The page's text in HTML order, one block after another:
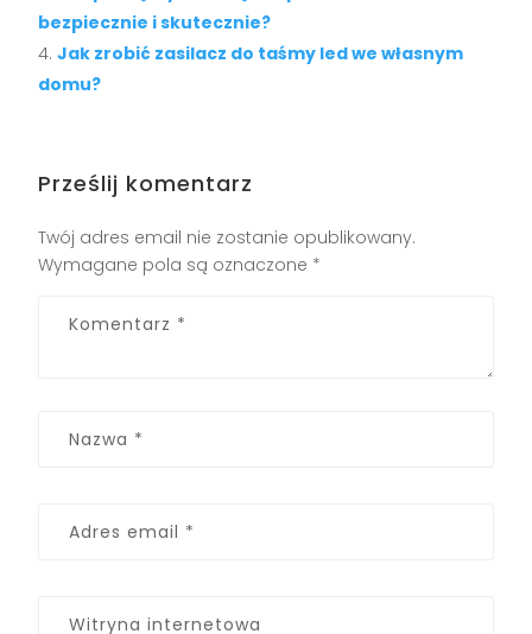
bezpiecznie i skutecznie?
Jak zrobić zasilacz do taśmy led we własnym
domu?
Prześlij komentarz
Twój adres email nie zostanie opublikowany.
Wymagane pola są oznaczone *